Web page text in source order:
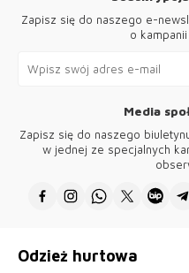
o wysokimstandardzie. Tylko u
konkurencyjnychcenach,
Naszekolekcjesązgodne z
naszego sklepu z hurtową
Zapisz się do naszego e-
o
Media
Zapisz się do naszego
w jednej ze specjalnych
Odzież hurtowa